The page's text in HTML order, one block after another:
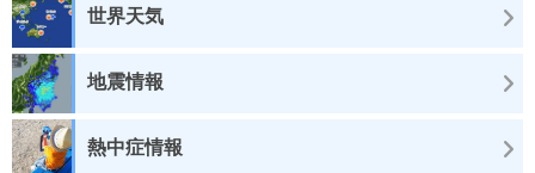
世界天気
地震情報
熱中症情報